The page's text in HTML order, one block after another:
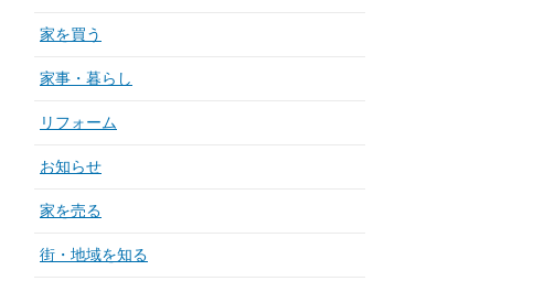
家を買う
家事・暮らし
リフォーム
お知らせ
家を売る
街・地域を知る